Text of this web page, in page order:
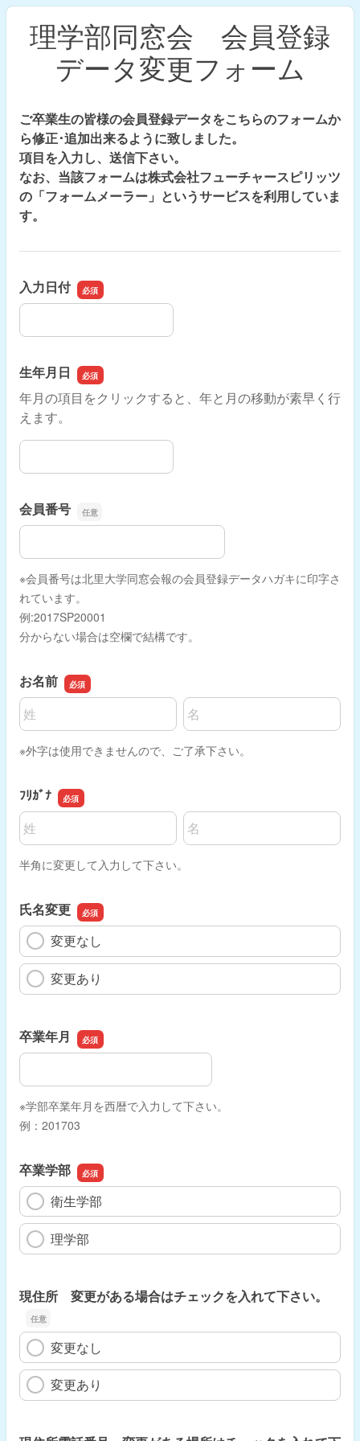
理学部同窓会 会員登録
データ変更フォーム
ご卒業生の皆様の会員登録データをこちらのフォームか
ら修正･追加出来るように致しました。
項目を入力し、送信下さい。
なお、当該フォームは株式会社フューチャースピリッツ
の「フォームメーラー」というサービスを利用していま
す。
入力日付
入力日付
生年月日
年月の項目をクリックすると、年と月の移動が素早く行
えます。
生年月日
会員番号
会員番号
※会員番号は北里大学同窓会報の会員登録データハガキに印字さ
れています。
例:2017SP20001
分からない場合は空欄で結構です。
お名前
名前の姓
名前の名
※外字は使用できませんので、ご了承下さい。
ﾌﾘｶﾞﾅ
名前の姓
名前の名
半角に変更して入力して下さい。
氏名変更
変更なし
変更あり
卒業年月
卒業年月
※学部卒業年月を西暦で入力して下さい。
例：201703
卒業学部
衛生学部
理学部
現住所 変更がある場合はチェックを入れて下さい。
変更なし
変更あり